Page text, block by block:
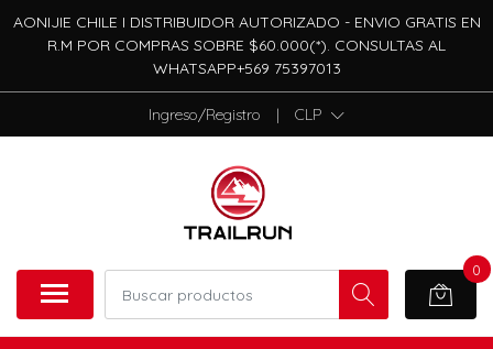
AONIJIE CHILE I DISTRIBUIDOR AUTORIZADO - ENVIO GRATIS EN
R.M POR COMPRAS SOBRE $60.000(*). CONSULTAS AL
WHATSAPP+569 75397013
Ingreso/Registro | CLP
0